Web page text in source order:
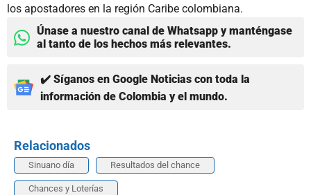
los apostadores en la región Caribe colombiana.
Únase a nuestro canal de Whatsapp y manténgase
al tanto de los hechos más relevantes.
✔️ Síganos en Google Noticias con toda la
información de Colombia y el mundo.
Relacionados
Sinuano día Resultados del chance
Chances y Loterías